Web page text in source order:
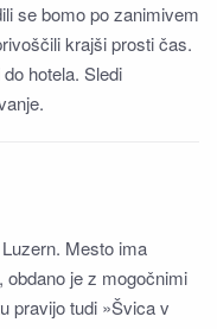
se bomo po zanimivem
krajši prosti čas.
hotela. Sledi
Mesto ima
obdano je z mogočnimi
pravijo tudi »Švica v